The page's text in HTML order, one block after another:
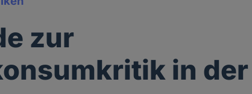
zur
in der